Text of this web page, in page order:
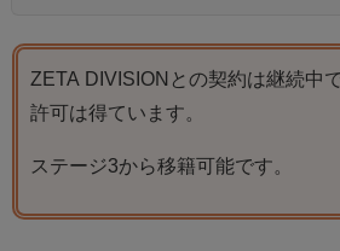
ZETA DIVISIONとの契約は継続中
許可は得ています。
ステージ3から移籍可能です。